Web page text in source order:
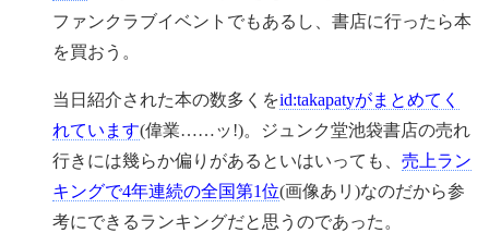
ファンクラブイベントでもあるし、書店に行ったら本
を買おう。
当日紹介された本の数多くをid:takapatyがまとめてく
れています(偉業……ッ!)。ジュンク堂池袋書店の売れ
行きには幾らか偏りがあるといはいっても、 売上ラン
キングで4年連続の全国第1位(画像あリ)なのだから参
考にできるランキングだと思うのであった。